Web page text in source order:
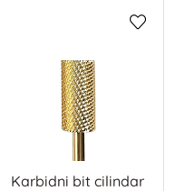
Karbidni bit cilindar